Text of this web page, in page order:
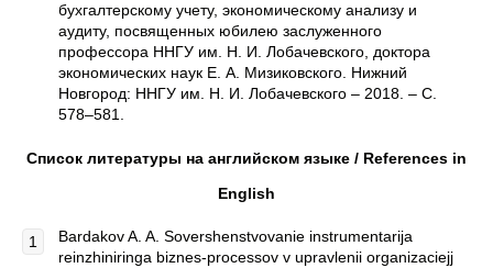
бухгалтерскому учету, экономическому анализу и
аудиту, посвященных юбилею заслуженного
профессора ННГУ им. Н. И. Лобачевского, доктора
экономических наук Е. А. Мизиковского. Нижний
Новгород: ННГУ им. Н. И. Лобачевского – 2018. – С.
578–581.
Список литературы на английском языке / References in
English
Bardakov A. A. Sovershenstvovanie instrumentarija
reinzhiniringa biznes-processov v upravlenii organizaciejj